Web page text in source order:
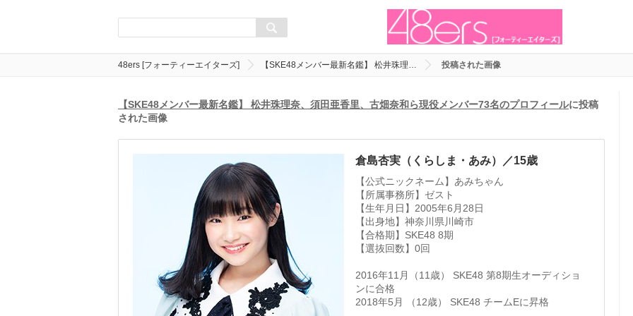
48ers [フォーティーエイターズ] 【SKE48メンバー最新名鑑】 松井珠理… 投稿された画像
【SKE48メンバー最新名鑑】 松井珠理奈、須田亜香里、古畑奈和ら現役メンバー73名のプロフィールに投稿
された画像
倉島杏実（くらしま・あみ）／15歳
【公式ニックネーム】あみちゃん
【所属事務所】ゼスト
【生年月日】2005年6月28日
【出身地】神奈川県川崎市
【合格期】SKE48 8期
【選抜回数】0回
2016年11月（11歳） SKE48 第8期生オーディショ
ンに合格
2018年5月 （12歳） SKE48 チームEに昇格